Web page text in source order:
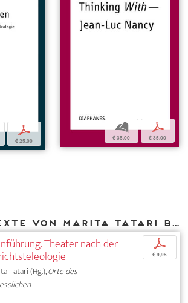
p
€ 25,00
b
€ 35,00
p
€ 35,00
Weitere Texte von Marita Tatari bei DIAPHANES
Theater nach der
Tatari (Hg.),Orte des
p
€ 9,95